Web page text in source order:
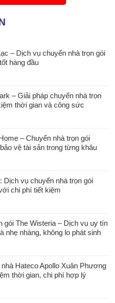
– Dịch vụ chuyển nhà trọn gói
hàng đầu
– Giải pháp chuyển nhà trọn
thời gian và công sức
– Chuyển nhà trọn gói
vệ tài sản trong từng khâu
Dịch vụ chuyển nhà trọn gói
chi phí tiết kiệm
gói The Wisteria – Dịch vụ uy tín
nhẹ nhàng, không lo phát sinh
Hateco Apollo Xuân Phương
thời gian, chi phí hợp lý